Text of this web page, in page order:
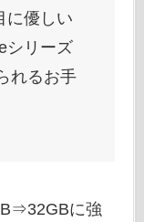
に優しい
シリーズ
れるお手
に強